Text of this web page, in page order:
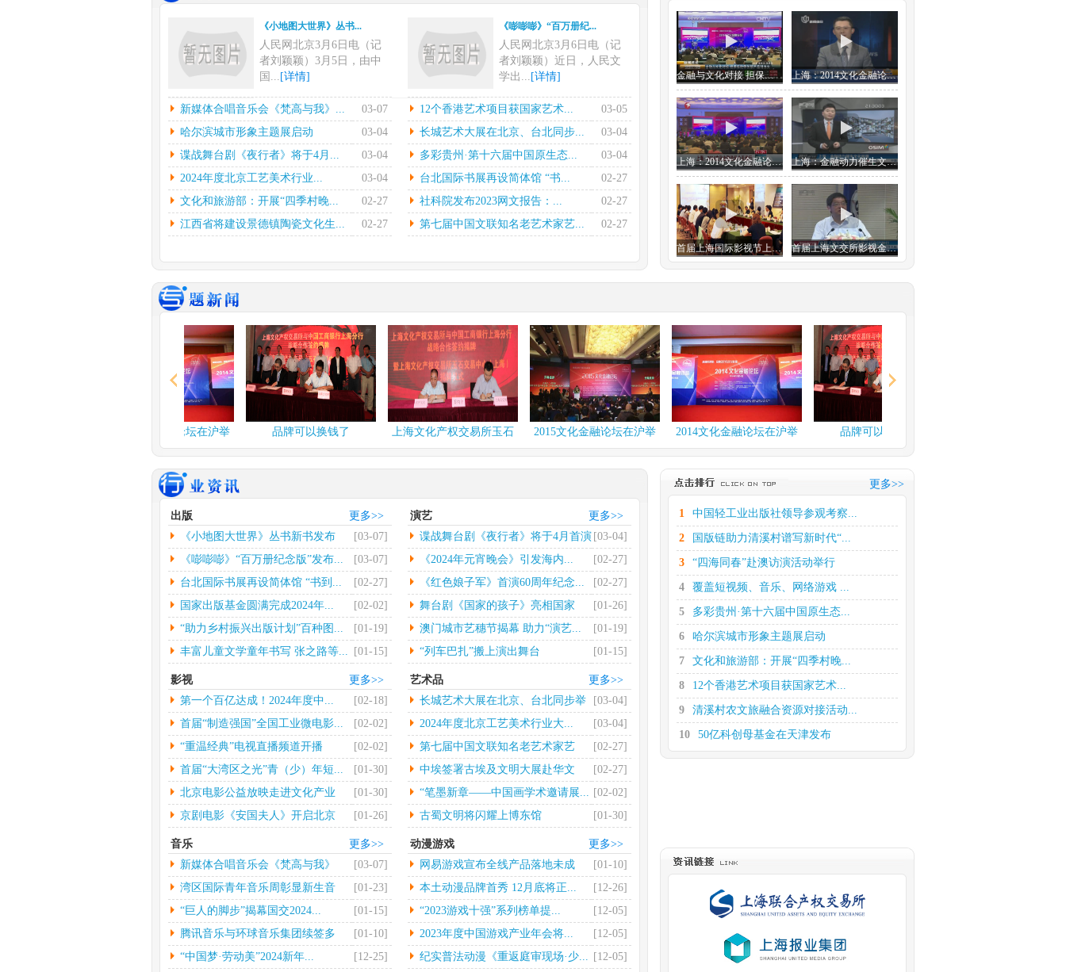
《小地图大世界》丛书...
人民网北京3月6日电（记
者刘颖颖）3月5日，由中
国... [详情]
《嘭嘭嘭》“百万册纪...
人民网北京3月6日电（记
者刘颖颖）近日，人民文
学出... [详情]
新媒体合唱音乐会《梵...
中新网上海3月6日电在指
挥彼得•迪克斯特拉的率领
下...[详情]
12个香港艺术项目获...
本报香港3月4日电（记者
陈然）国家艺术基金管理
中心...[详情]
哈尔滨城市形象主题展...
光明日报北京2月27日电
（记者鲁元珍、张斐晔）2
7... [详情]
长城艺术大展在北京、...
中新社北京2月28日电(徐雪
莹)黄埔情——两岸“和...
[详情]
由北京反掌娱乐文化有限
中新网伦敦2月29日电(彭
2024年度北京工艺...
中新网北京3月3日电(记者
应妮)从“冰墩墩”到“兔... [详
情]
台北国际书展再设简体...
中新社台北2月26日电第
32届台北国际书展25日...
[详情]
文化和旅游部：开展“...
人民网北京2月26日电（记
社科院发布2023网...
中新网北京2月26日电(记者
本报南昌2月26日电（记者
朱磊）记者从江西省景德
镇...[详情]
光明日报北京2月22日电
（记者郭超）第七届中国
文联... [详情]
新媒体合唱音乐会《梵高与我》... 03-07 12个香港艺术项目获国家艺术...
03-05
哈尔滨城市形象主题展启动
03-04 长城艺术大展在北京、台北同步...
03-04
谍战舞台剧《夜行者》将于4月...
03-04 多彩贵州·第十六届中国原生态...
03-04
2024年度北京工艺美术行业...
03-04 台北国际书展再设简体馆 “书...
02-27
文化和旅游部：开展“四季村晚...
02-27 社科院发布2023网文报告：...
02-27
江西省将建设景德镇陶瓷文化生...
02-27 第七届中国文联知名老艺术家艺... 02-27
文化思金融 金融想文化
研讨推动文化产业大繁荣大发展
金融与文化对接 担保保险等创新产品潜力大 上海：2014文化金融论坛今天举行
上海：2014文化金融论坛今天举行 上海：金融动力催生文化能量
首届上海国际影视节上海文交所影视金融论坛 首届上海文交所影视金融论坛在沪举行
2014文化金融论坛在沪举
品牌可以换钱了
上海文化产权交易所玉石
交易中...
2015文化金融论坛在沪举
行
2014文化金融论坛在沪举
行
品牌可以换钱了
更多>>
出版
《小地图大世界》丛书新书发布
会...
[03-07]
《嘭嘭嘭》“百万册纪念版”发布...
[03-07]
台北国际书展再设简体馆 “书到...
[02-27]
国家出版基金圆满完成2024年...
[02-02]
“助力乡村振兴出版计划”百种图...
[01-19]
丰富儿童文学童年书写 张之路等...
[01-15]
更多>>
演艺
谍战舞台剧《夜行者》将于4月首演 [03-04]
《2024年元宵晚会》引发海内...
[02-27]
《红色娘子军》首演60周年纪念...
[02-27]
舞台剧《国家的孩子》亮相国家
大...
[01-26]
澳门城市艺穗节揭幕 助力“演艺...
[01-19]
“列车巴扎”搬上演出舞台
[01-15]
更多>>
影视
第一个百亿达成！2024年度中...
[02-18]
首届“制造强国”全国工业微电影...
[02-02]
“重温经典”电视直播频道开播
[02-02]
首届“大湾区之光”青（少）年短...
[01-30]
北京电影公益放映走进文化产业
园...
[01-30]
京剧电影《安国夫人》开启北京
长...
[01-26]
更多>>
艺术品
长城艺术大展在北京、台北同步举
行
[03-04]
2024年度北京工艺美术行业大...
[03-04]
第七届中国文联知名老艺术家艺
术...
[02-27]
中埃签署古埃及文明大展赴华文
物...
[02-27]
“笔墨新章——中国画学术邀请展... [02-02]
古蜀文明将闪耀上博东馆
[01-30]
更多>>
音乐
新媒体合唱音乐会《梵高与我》
中...
[03-07]
湾区国际青年音乐周彰显新生音
乐...
[01-23]
“巨人的脚步”揭幕国交2024...
[01-15]
腾讯音乐与环球音乐集团续签多
年...
[01-10]
“中国梦·劳动美”2024新年...
[12-25]
更多>>
动漫游戏
网易游戏宣布全线产品落地未成
年...
[01-10]
本土动漫品牌首秀 12月底将正...
[12-26]
“2023游戏十强”系列榜单提...
[12-05]
2023年度中国游戏产业年会将...
[12-05]
纪实普法动漫《重返庭审现场·少... [12-05]
更多>>
1 中国轻工业出版社领导参观考察...
2 国版链助力清溪村谱写新时代“...
3 “四海同春”赴澳访演活动举行
4 覆盖短视频、音乐、网络游戏 ...
5 多彩贵州·第十六届中国原生态...
6 哈尔滨城市形象主题展启动
7 文化和旅游部：开展“四季村晚...
8 12个香港艺术项目获国家艺术...
9 清溪村农文旅融合资源对接活动...
10 50亿科创母基金在天津发布
11 券商趁《繁花》热开展宣传和投...